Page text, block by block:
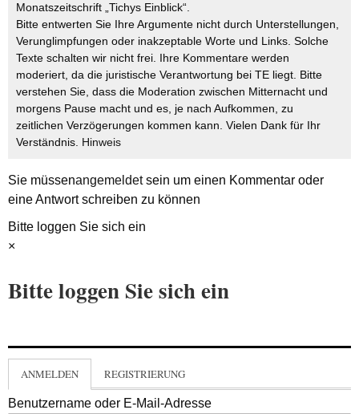
Monatszeitschrift „Tichys Einblick“.
Bitte entwerten Sie Ihre Argumente nicht durch Unterstellungen,
Verunglimpfungen oder inakzeptable Worte und Links. Solche
Texte schalten wir nicht frei. Ihre Kommentare werden
moderiert, da die juristische Verantwortung bei TE liegt. Bitte
verstehen Sie, dass die Moderation zwischen Mitternacht und
morgens Pause macht und es, je nach Aufkommen, zu
zeitlichen Verzögerungen kommen kann. Vielen Dank für Ihr
Verständnis. Hinweis
Sie müssenangemeldetsein um einen Kommentar oder
eine Antwort schreiben zu können
Bitte loggen Sie sich ein
×
Bitte loggen Sie sich ein
ANMELDEN REGISTRIERUNG
Benutzername oder E-Mail-Adresse